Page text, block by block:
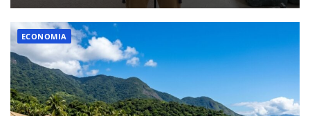
ECONOMIA